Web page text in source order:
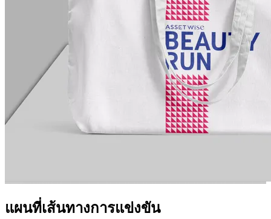
แผนที่เส้นทางการแข่งขัน